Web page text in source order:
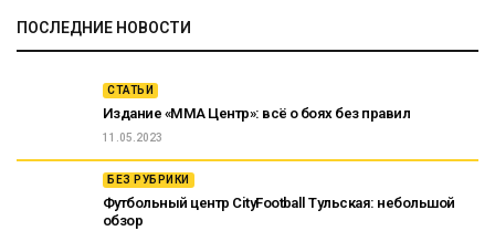
ПОСЛЕДНИЕ НОВОСТИ
СТАТЬИ
Издание «ММА Центр»: всё о боях без правил
11.05.2023
БЕЗ РУБРИКИ
Футбольный центр CityFootball Тульская: небольшой
обзор